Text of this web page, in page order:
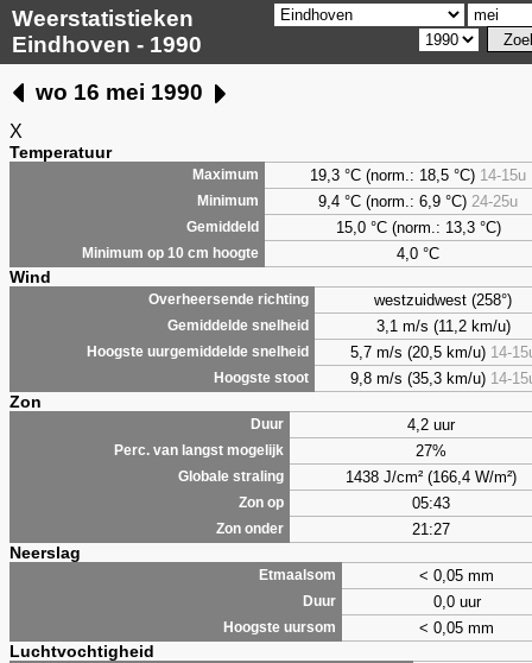
Weerstatistieken
Eindhoven - 1990
wo 16 mei 1990
X
Temperatuur
Maximum 19,3 °C (norm.: 18,5 °C) 14-15u
Minimum 9,4 °C (norm.: 6,9 °C) 24-25u
Gemiddeld 15,0 °C (norm.: 13,3 °C)
Minimum op 10 cm hoogte 4,0 °C
Wind
Overheersende richting westzuidwest (258°)
Gemiddelde snelheid 3,1 m/s (11,2 km/u)
Hoogste uurgemiddelde snelheid 5,7 m/s (20,5 km/u) 14-
Hoogste stoot 9,8 m/s (35,3 km/u) 14-
Zon
Duur 4,2 uur
Perc. van langst mogelijk 27%
Globale straling 1438 J/cm² (166,4 W/m²)
Zon op 05:43
Zon onder 21:27
Neerslag
Etmaalsom < 0,05 mm
Duur 0,0 uur
Hoogste uursom < 0,05 mm
Luchtvochtigheid